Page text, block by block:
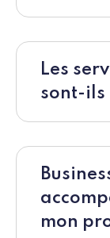
Les
sont-ils
mon